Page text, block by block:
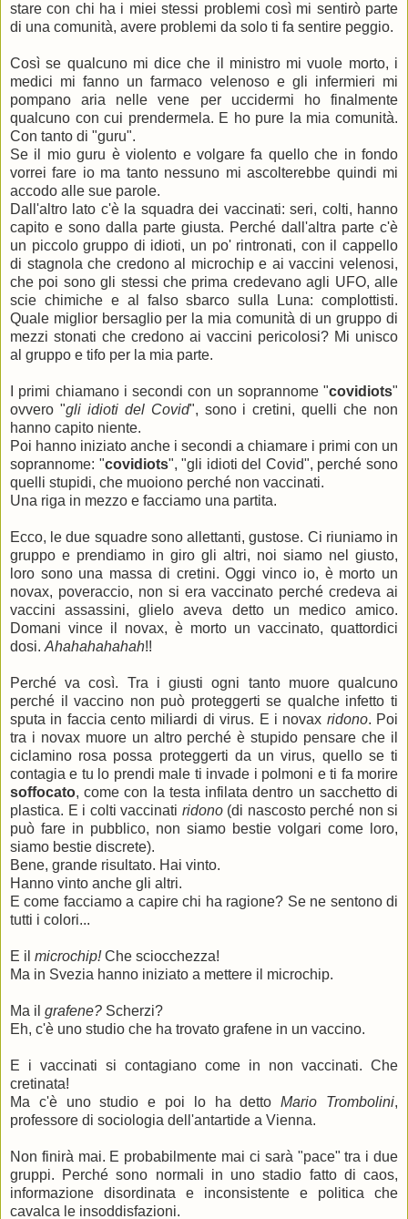
stare con chi ha i miei stessi problemi così mi sentirò parte
di una comunità, avere problemi da solo ti fa sentire peggio.
Così se qualcuno mi dice che il ministro mi vuole morto, i
medici mi fanno un farmaco velenoso e gli infermieri mi
pompano aria nelle vene per uccidermi ho finalmente
qualcuno con cui prendermela. E ho pure la mia comunità.
Con tanto di "guru".
Se il mio guru è violento e volgare fa quello che in fondo
vorrei fare io ma tanto nessuno mi ascolterebbe quindi mi
accodo alle sue parole.
Dall'altro lato c'è la squadra dei vaccinati: seri, colti, hanno
capito e sono dalla parte giusta. Perché dall'altra parte c'è
un piccolo gruppo di idioti, un po' rintronati, con il cappello
di stagnola che credono al microchip e ai vaccini velenosi,
che poi sono gli stessi che prima credevano agli UFO, alle
scie chimiche e al falso sbarco sulla Luna: complottisti.
Quale miglior bersaglio per la mia comunità di un gruppo di
mezzi stonati che credono ai vaccini pericolosi? Mi unisco
al gruppo e tifo per la mia parte.
I primi chiamano i secondi con un soprannome "covidiots"
ovvero "gli idioti del Covid", sono i cretini, quelli che non
hanno capito niente.
Poi hanno iniziato anche i secondi a chiamare i primi con un
soprannome: "covidiots", "gli idioti del Covid", perché sono
quelli stupidi, che muoiono perché non vaccinati.
Una riga in mezzo e facciamo una partita.
Ecco, le due squadre sono allettanti, gustose. Ci riuniamo in
gruppo e prendiamo in giro gli altri, noi siamo nel giusto,
loro sono una massa di cretini. Oggi vinco io, è morto un
novax, poveraccio, non si era vaccinato perché credeva ai
vaccini assassini, glielo aveva detto un medico amico.
Domani vince il novax, è morto un vaccinato, quattordici
dosi. Ahahahahahah!!
Perché va così. Tra i giusti ogni tanto muore qualcuno
perché il vaccino non può proteggerti se qualche infetto ti
sputa in faccia cento miliardi di virus. E i novax ridono. Poi
tra i novax muore un altro perché è stupido pensare che il
ciclamino rosa possa proteggerti da un virus, quello se ti
contagia e tu lo prendi male ti invade i polmoni e ti fa morire
soffocato, come con la testa infilata dentro un sacchetto di
plastica. E i colti vaccinati ridono (di nascosto perché non si
può fare in pubblico, non siamo bestie volgari come loro,
siamo bestie discrete).
Bene, grande risultato. Hai vinto.
Hanno vinto anche gli altri.
E come facciamo a capire chi ha ragione? Se ne sentono di
tutti i colori...
E il microchip!Che sciocchezza!
Ma in Svezia hanno iniziato a mettere il microchip.
Ma il grafene? Scherzi?
Eh, c'è uno studio che ha trovato grafene in un vaccino.
E i vaccinati si contagiano come in non vaccinati. Che
cretinata!
Ma c'è uno studio e poi lo ha dettoMario Trombolini,
professore di sociologia dell'antartide a Vienna.
Non finirà mai. E probabilmente mai ci sarà "pace" tra i due
gruppi. Perché sono normali in uno stadio fatto di caos,
informazione disordinata e inconsistente e politica che
cavalca le insoddisfazioni.